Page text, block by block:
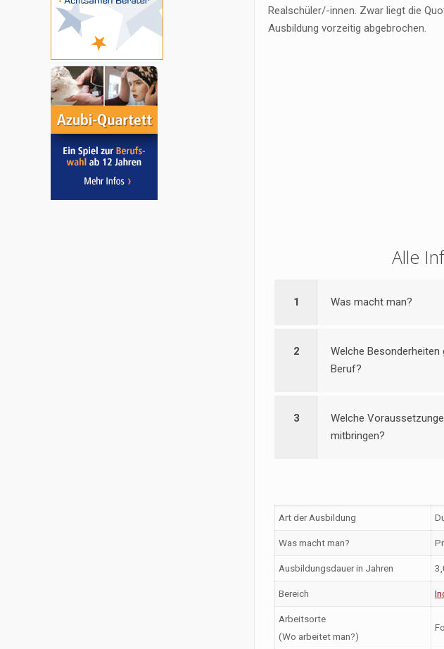
Realschüler/-innen. Zwar liegt die
Ausbildung vorzeitig abgebrochen.
Alle
1 Was macht man?
2
Welche Besonderheiten
Beruf?
3
Welche
mitbringen?
Art der Ausbildung
Was macht man?
Ausbildungsdauer in Jahren
Bereich
Arbeitsorte
(Wo arbeitet man?)